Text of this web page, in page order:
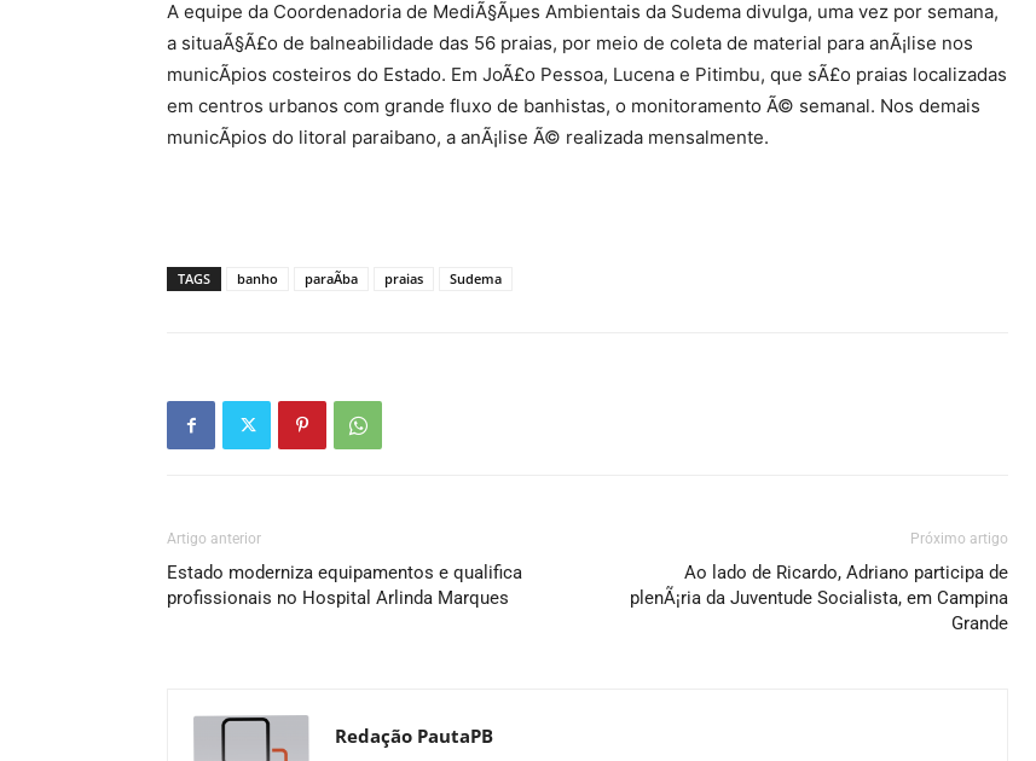
A equipe da Coordenadoria de MediÃ§Ãµes Ambientais da Sudema divulga, uma vez por semana,
a situaÃ§Ã£o de balneabilidade das 56 praias, por meio de coleta de material para anÃ¡lise nos
municÃ­pios costeiros do Estado. Em JoÃ£o Pessoa, Lucena e Pitimbu, que sÃ£o praias localizadas
em centros urbanos com grande fluxo de banhistas, o monitoramento Ã© semanal. Nos demais
municÃ­pios do litoral paraibano, a anÃ¡lise Ã© realizada mensalmente.
TAGS banho paraÃ­ba praias Sudema
Artigo anterior
Estado moderniza equipamentos e qualifica
profissionais no Hospital Arlinda Marques
Próximo artigo
Ao lado de Ricardo, Adriano participa de
plenÃ¡ria da Juventude Socialista, em Campina
Grande
Redação PautaPB